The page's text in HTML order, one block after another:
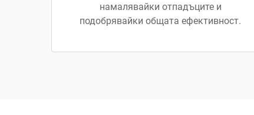
намалявайки отпадъците и
подобрявайки общата ефективност.